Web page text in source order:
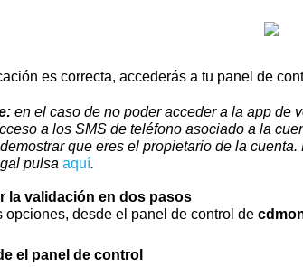
es correcta, accederás a tu panel de
en el caso de no poder acceder a la app de
a los SMS de teléfono asociado a la
que eres el propietario de la
pulsa aquí.
la validación en dos pasos
opciones, desde el panel de control de
el panel de control